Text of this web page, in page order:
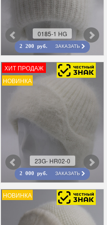
0185-1 HG
2 200 руб. ЗАКАЗАТЬ
ХИТ ПРОДАЖ
НОВИНКА
23G- HR02-0
2 000 руб. ЗАКАЗАТЬ
НОВИНКА